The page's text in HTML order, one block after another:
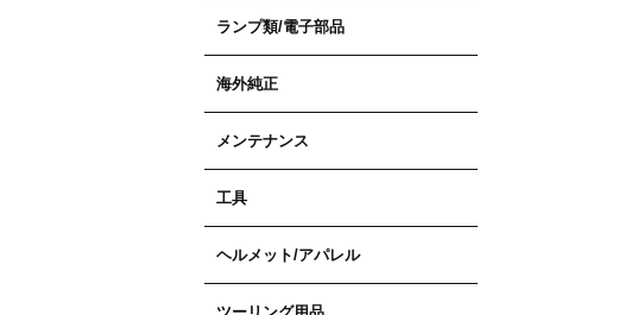
ランプ類/電子部品
海外純正
メンテナンス
工具
ヘルメット/アパレル